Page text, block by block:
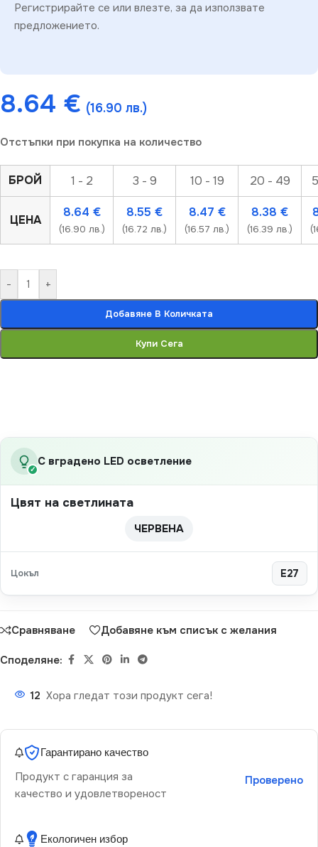
Регистрирайте се или влезте, за да използвате
предложението.
8.64 € (16.90 лв.)
Отстъпки при покупка на количество
БРОЙ 1 - 2 3 - 9 10 - 19 20 - 49
ЦЕНА
8.64 €
(16.90 лв.)
8.55 €
(16.72 лв.)
8.47 €
(16.57 лв.)
8.38 €
(16.39 лв.)
- +
Добавяне В Количката
Купи Сега
✓
С вградено LED осветление
Цвят на светлината
ЧЕРВЕНА
Цокъл E27
Сравняване Добавяне към списък с желания
Споделяне:
12 Хора гледат този продукт сега!
Гарантирано качество
Продукт с гаранция за
качество и удовлетвореност
Проверено
Екологичен избор